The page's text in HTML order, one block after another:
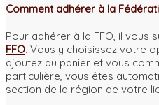
Comment adhérer à la
Pour adhérer à la FFO, il vous
FFO. Vous y choisissez votre
ajoutez au panier et vous
particulière, vous êtes
section de la région de votre